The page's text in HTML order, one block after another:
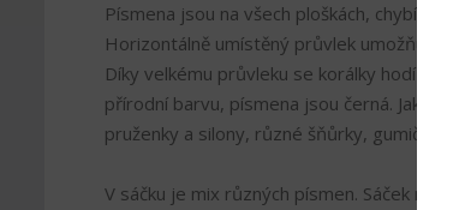
Písmena jsou na všech ploškách, chybí
Horizontálně umístěný průvlek umožňuje
Díky velkému průvleku se korálky hodí i na
přírodní barvu, písmena jsou černá. Jako
pruženky a silony, různé šňůrky, gumičky
V sáčku je mix různých písmen. Sáček